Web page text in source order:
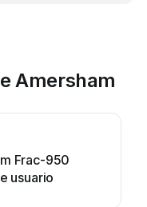
Amersham
Frac-950
usuario